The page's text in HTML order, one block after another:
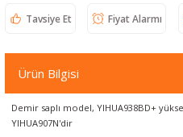
Tavsiye Et Fiyat Alarmı
Ürün Bilgisi
Demir saplı model, YIHUA938BD+
YIHUA907N'dir